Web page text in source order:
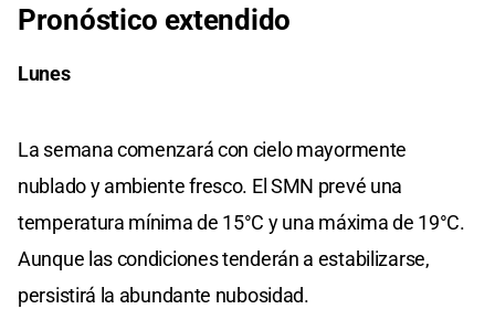
Pronóstico extendido
Lunes
La semana comenzará con cielo mayormente
nublado y ambiente fresco. El SMN prevé una
temperatura mínima de 15°C y una máxima de 19°C.
Aunque las condiciones tenderán a estabilizarse,
persistirá la abundante nubosidad.